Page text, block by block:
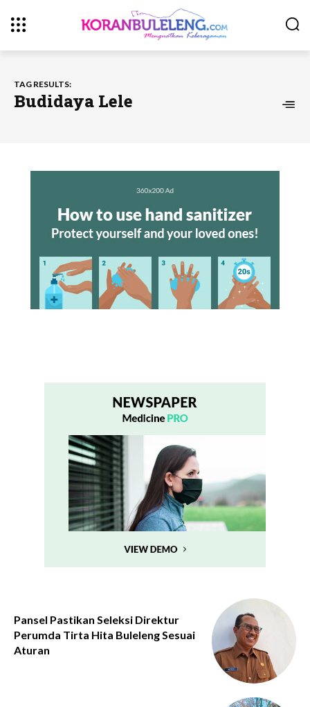
TAG RESULTS:
Budidaya Lele
Pansel Pastikan Seleksi Direktur
Perumda Tirta Hita Buleleng Sesuai
Aturan